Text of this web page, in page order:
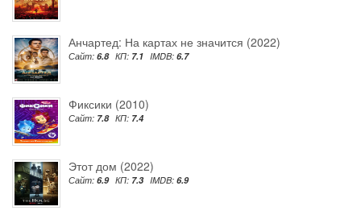
Анчартед: На картах не значится (2022)
Сайт: 6.8 КП: 7.1 IMDB: 6.7
Фиксики (2010)
Сайт: 7.8 КП: 7.4
Этот дом (2022)
Сайт: 6.9 КП: 7.3 IMDB: 6.9